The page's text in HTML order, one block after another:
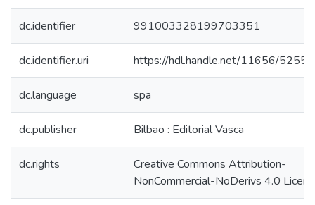
dc.identifier 991003328199703351
dc.identifier.uri https://hdl.handle.net/11656/5255
dc.language spa
dc.publisher Bilbao : Editorial Vasca
dc.rights
Creative Commons Attribution-
NonCommercial-NoDerivs 4.0